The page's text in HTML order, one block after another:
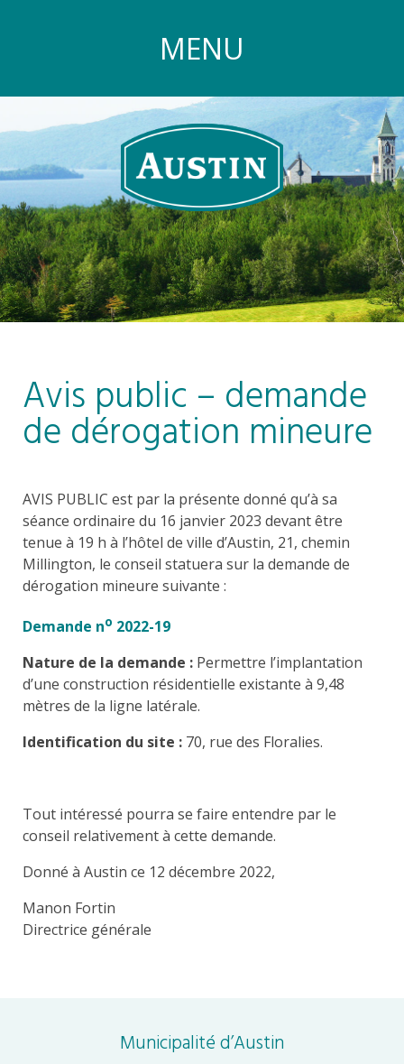
MENU
Avis public – demande
de dérogation mineure
AVIS PUBLIC est par la présente donné qu’à sa
séance ordinaire du 16 janvier 2023 devant être
tenue à 19 h à l’hôtel de ville d’Austin, 21, chemin
Millington, le conseil statuera sur la demande de
dérogation mineure suivante :
Demande no 2022-19
Nature de la demande : Permettre l’implantation
d’une construction résidentielle existante à 9,48
mètres de la ligne latérale.
Identification du site : 70, rue des Floralies.
Tout intéressé pourra se faire entendre par le
conseil relativement à cette demande.
Donné à Austin ce 12 décembre 2022,
Manon Fortin
Directrice générale
Municipalité d’Austin